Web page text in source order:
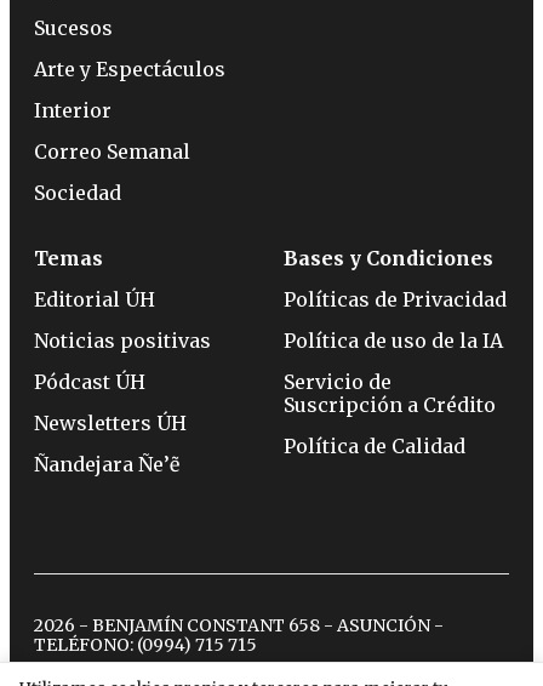
Sucesos
Arte y Espectáculos
Interior
Correo Semanal
Sociedad
Temas
Editorial ÚH
Noticias positivas
Pódcast ÚH
Newsletters ÚH
Ñandejara Ñe’ẽ
Bases y Condiciones
Políticas de Privacidad
Política de uso de la IA
Servicio de
Suscripción a Crédito
Política de Calidad
2026 - BENJAMÍN CONSTANT 658 - ASUNCIÓN -
TELÉFONO: (0994) 715 715